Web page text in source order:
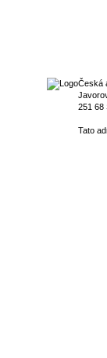
Česká
251 68
Tato